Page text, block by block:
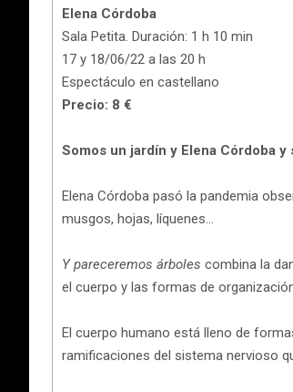
Elena Córdoba
Sala Petita. Duración: 1 h 10 min
17 y 18/06/22 a las 20 h
Espectáculo en castellano
Precio: 8 €
Somos un jardín y Elena Córdoba
Elena Córdoba pasó la pandemia
musgos, hojas, líquenes…
Y pareceremos árboles combina la
el cuerpo y las formas de
El cuerpo humano está lleno de
ramificaciones del sistema nervioso